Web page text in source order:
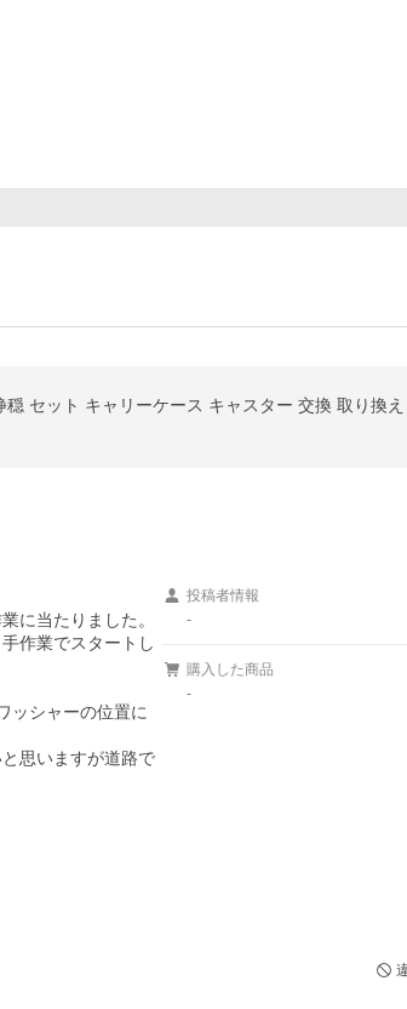
セット キャリーケース キャスター 交換 取り換え
に当たりました。
作業でスタートし
ッシャーの位置に
思いますが道路で
投稿者情報
-
購入した商品
-